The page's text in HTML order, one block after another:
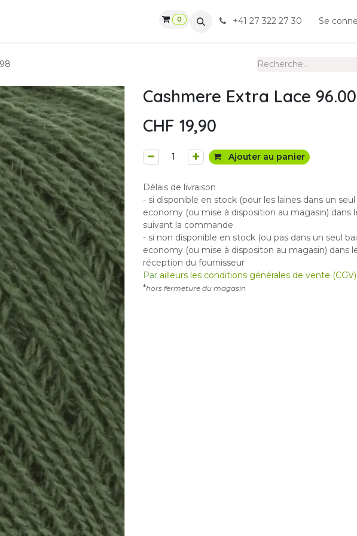
CGV 0 +41 27 322 27 30 Se
Cashmere Extra Lace
CHF 19,90
Ajouter au panier
Délais de livraison
- si disponible en stock (pour les laines dans un
economy (ou mise à disposition au magasin) dans
suivant la commande
- si non disponible en stock (ou pas dans un seul
economy (ou mise à dispositon au magasin) dans
réception du fournisseur
Par ailleurs les conditions générales de vente
*hors fermeture du magasin